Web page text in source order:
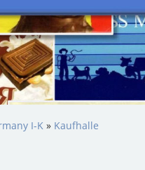
I-K » Kaufhalle